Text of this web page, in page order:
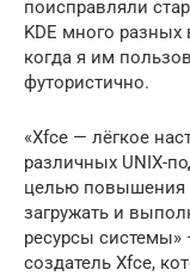
поисправляли
KDE много разных
когда я им
футористично.
«Xfce — лёгкое
различных UNIX-
целью повышения
загружать и
ресурсы
создатель Xfce,